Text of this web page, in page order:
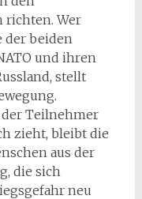
richten. Wer
der beiden
und ihren
stellt
Teilnehmer
zieht, bleibt die
aus der
die sich
neu